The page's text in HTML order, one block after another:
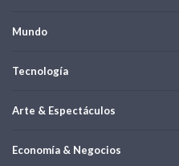
Mundo
Tecnología
Arte & Espectáculos
Economía & Negocios